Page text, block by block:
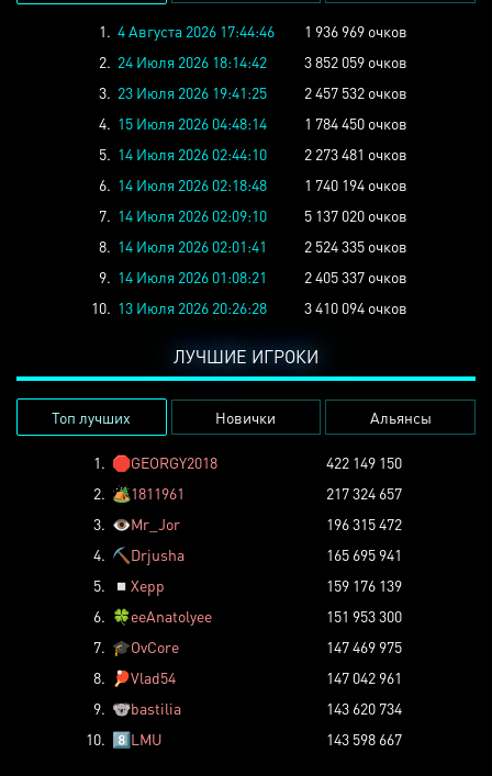
1. 4 Августа 2026 17:44:46
1 936 969 очков
2. 24 Июля 2026 18:14:42
3 852 059 очков
3. 23 Июля 2026 19:41:25
2 457 532 очков
4. 15 Июля 2026 04:48:14
1 784 450 очков
5. 14 Июля 2026 02:44:10
2 273 481 очков
6. 14 Июля 2026 02:18:48
1 740 194 очков
7. 14 Июля 2026 02:09:10
5 137 020 очков
8. 14 Июля 2026 02:01:41
2 524 335 очков
9. 14 Июля 2026 01:08:21
2 405 337 очков
10. 13 Июля 2026 20:26:28 3 410 094 очков
ЛУЧШИЕ ИГРОКИ
Топ лучших Новички Альянсы
1. 🛑GEORGY2018
422 149 150
2. 🏕️1811961
217 324 657
3. 👁️Mr_Jor
196 315 472
4. ⛏️ Drjusha
165 695 941
5.
◽ Xepp
159 176 139
6. 🍀eeAnatolyee
151 953 300
7. 🎓OvCore
147 469 975
8.
🏓Vlad54
147 042 961
9. 🐨bastilia
143 620 734
10. 8️⃣LMU 143 598 667